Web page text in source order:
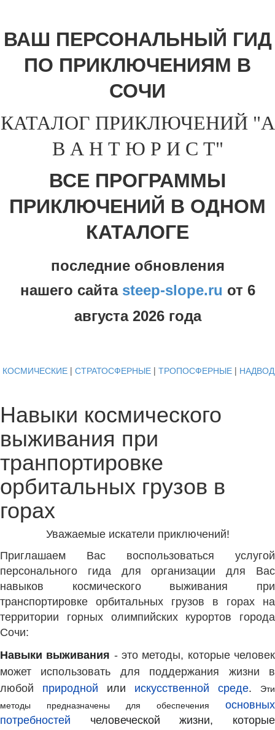
ВАШ ПЕРСОНАЛЬНЫЙ ГИД
ПО ПРИКЛЮЧЕНИЯМ В
СОЧИ
КАТАЛОГ ПРИКЛЮЧЕНИЙ "А
В А Н Т Ю Р И С Т"
ВСЕ ПРОГРАММЫ
ПРИКЛЮЧЕНИЙ В ОДНОМ
КАТАЛОГЕ
последние обновления
нашего сайта steep-slope.ru от 6
августа 2026 года
КОСМИЧЕСКИЕ | СТРАТОСФЕРНЫЕ | ТРОПОСФЕРНЫЕ |
Навыки космического
выживания при
транпортировке
орбитальных грузов в
горах
Уважаемые искатели приключений!
Приглашаем Вас воспользоваться услугой
персонального гида для организации для Вас
навыков космического выживания при
транспортировке орбитальных грузов в горах на
территории горных олимпийских курортов города
Сочи:
Навыки выживания - это методы, которые человек
может использовать для поддержания жизни в
любой
природной или искусственной среде.
Эти
методы предназначены для обеспечения
основных
потребностей
человеческой жизни, которые